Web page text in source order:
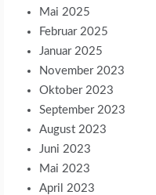
Mai 2025
Februar 2025
Januar 2025
November 2023
Oktober 2023
September 2023
August 2023
Juni 2023
Mai 2023
April 2023